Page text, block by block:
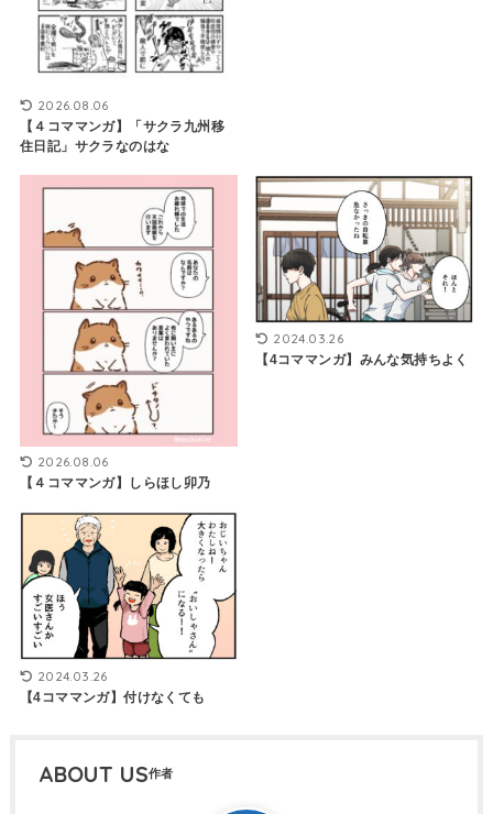
2026.08.06
【４コママンガ】「サクラ九州移
住日記」サクラなのはな
2026.08.06
【４コママンガ】しらほし卯乃
2024.03.26
【4コママンガ】みんな気持ちよく
2024.03.26
【4コママンガ】付けなくても
ABOUT US